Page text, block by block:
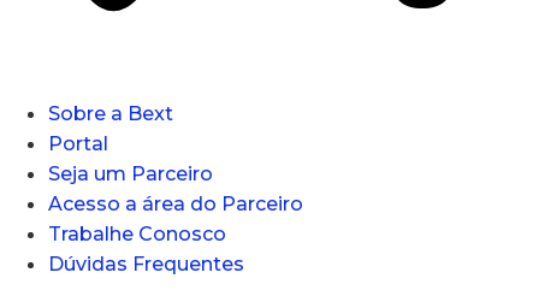
Sobre a Bext
Portal
Seja um Parceiro
Acesso a área do Parceiro
Trabalhe Conosco
Dúvidas Frequentes